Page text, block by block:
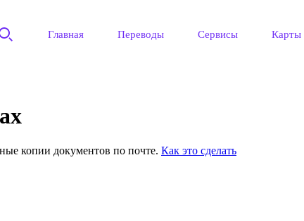
Главная Переводы Сервисы Карты
копии документов по почте. Как это сделать